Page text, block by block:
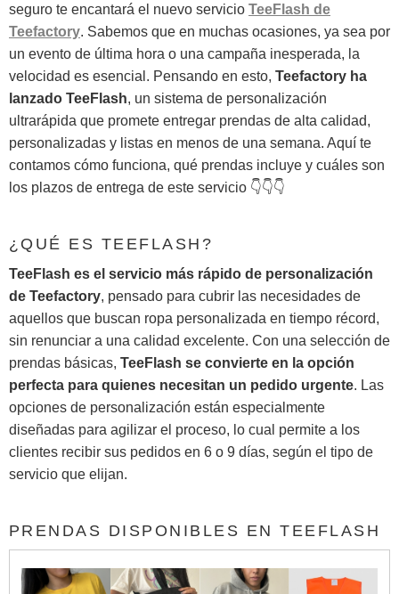
seguro te encantará el nuevo servicio TeeFlash de
Teefactory. Sabemos que en muchas ocasiones, ya sea por
un evento de última hora o una campaña inesperada, la
velocidad es esencial. Pensando en esto, Teefactory ha
lanzado TeeFlash, un sistema de personalización
ultrarápida que promete entregar prendas de alta calidad,
personalizadas y listas en menos de una semana. Aquí te
contamos cómo funciona, qué prendas incluye y cuáles son
los plazos de entrega de este servicio 👇👇👇
¿QUÉ ES TEEFLASH?
TeeFlash es el servicio más rápido de personalización
de Teefactory, pensado para cubrir las necesidades de
aquellos que buscan ropa personalizada en tiempo récord,
sin renunciar a una calidad excelente. Con una selección de
prendas básicas, TeeFlash se convierte en la opción
perfecta para quienes necesitan un pedido urgente. Las
opciones de personalización están especialmente
diseñadas para agilizar el proceso, lo cual permite a los
clientes recibir sus pedidos en 6 o 9 días, según el tipo de
servicio que elijan.
PRENDAS DISPONIBLES EN TEEFLASH